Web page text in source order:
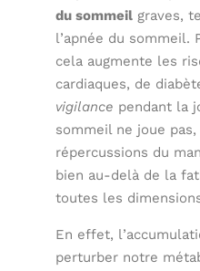
du sommeil graves,
l’apnée du sommeil.
cela augmente les
cardiaques, de
vigilance pendant la
sommeil ne joue pas,
répercussions du
bien au-delà de la
toutes les
En effet,
perturber notre